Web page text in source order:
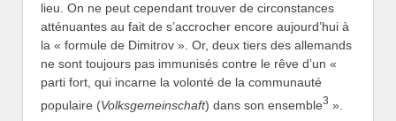
lieu. On ne peut cependant trouver de circonstances
atténuantes au fait de s’accrocher encore aujourd’hui à
la « formule de Dimitrov ». Or, deux tiers des allemands
ne sont toujours pas immunisés contre le rêve d’un «
parti fort, qui incarne la volonté de la communauté
populaire (Volksgemeinschaft) dans son ensemble3 ».